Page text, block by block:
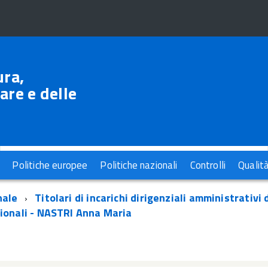
e delle
Politiche europee Politiche nazionali Controlli
Titolari di incarichi dirigenziali amministrativi
- NASTRI Anna Maria